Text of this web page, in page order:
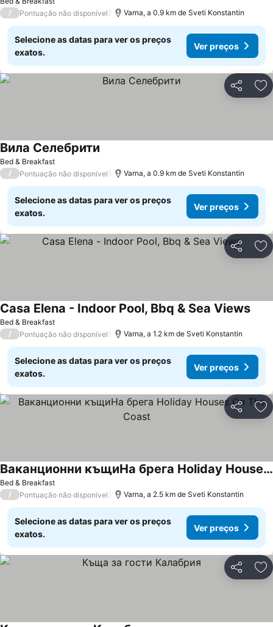
/
Pontuação não disponível Varna, a 0.9 km de Sveti Konstantin
Selecione as datas para ver os preços
exatos.
Ver preços
Partilhar
Bed & Breakfast
Вила Селебрити
/ Pontuação não disponível Varna, a 0.9 km de Sveti Konstantin
Selecione as datas para ver os preços
exatos.
Ver preços
Partilhar
Bed & Breakfast
Casa Elena - Indoor Pool, Bbq & Sea Views
/ Pontuação não disponível Varna, a 1.2 km de Sveti Konstantin
Selecione as datas para ver os preços
exatos.
Ver preços
Partilhar
Bed & Breakfast
Ваканционни къщиНа брега Holiday Houses On The Coast
/ Pontuação não disponível Varna, a 2.5 km de Sveti Konstantin
Selecione as datas para ver os preços
exatos.
Ver preços
Partilhar